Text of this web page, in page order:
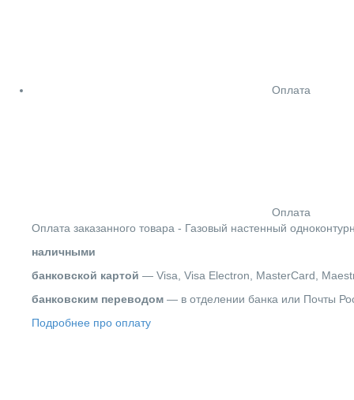
Оплата
Оплата
Оплата заказанного товара - Газовый настенный
наличными
банковской картой — Visa, Visa Electron, MasterCard,
банковским переводом — в отделении банка или Почты
Подробнее про оплату